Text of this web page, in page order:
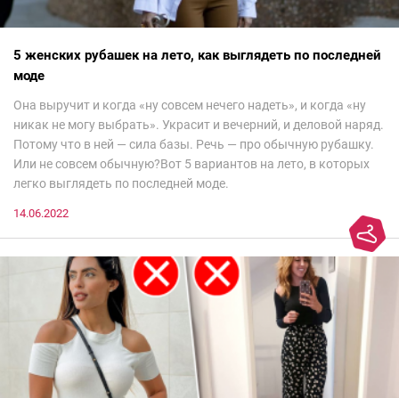
5 женских рубашек на лето, как выглядеть по последней
моде
Она выручит и когда «ну совсем нечего надеть», и когда «ну
никак не могу выбрать». Украсит и вечерний, и деловой наряд.
Потому что в ней — сила базы. Речь — про обычную рубашку.
Или не совсем обычную?Вот 5 вариантов на лето, в которых
легко выглядеть по последней моде.
14.06.2022